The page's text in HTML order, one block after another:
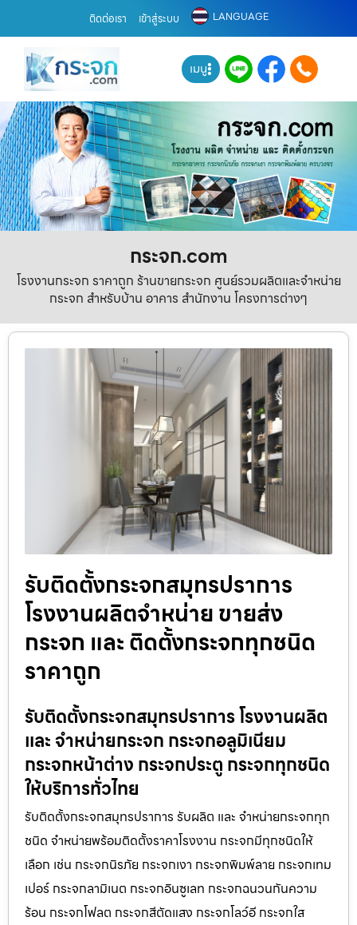
ติดต่อเรา เข้าสู่ระบบ LANGUAGE
เมนู
กระจก.com
โรงงานกระจก ราคาถูก ร้านขายกระจก ศูนย์รวมผลิตและจำหน่าย
กระจก สำหรับบ้าน อาคาร สำนักงาน โครงการต่างๆ
รับติดตั้งกระจกสมุทรปราการ
โรงงานผลิตจำหน่าย ขายส่ง
กระจก และ ติดตั้งกระจกทุกชนิด
ราคาถูก
รับติดตั้งกระจกสมุทรปราการ โรงงานผลิต
และ จำหน่ายกระจก กระจกอลูมิเนียม
กระจกหน้าต่าง กระจกประตู กระจกทุกชนิด
ให้บริการทั่วไทย
รับติดตั้งกระจกสมุทรปราการ รับผลิต และ จำหน่ายกระจกทุก
ชนิด จำหน่ายพร้อมติดตั้งราคาโรงงาน กระจกมีทุกชนิดให้
เลือก เช่น กระจกนิรภัย กระจกเงา กระจกพิมพ์ลาย กระจกเทม
เปอร์ กระจกลามิเนต กระจกอินซูเลท กระจกฉนวนกันความ
ร้อน กระจกโฟลต กระจกสีตัดแสง กระจกโลว์อี กระจกใส